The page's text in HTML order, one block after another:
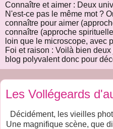
Connaître et aimer : Deux
N'est-ce pas le même mot ?
connaître pour aimer
connaître (approche
loin que le microscope, avec
Foi et raison : Voilà bien
blog polyvalent donc pour
Les Vollégeards
Décidément, les vieilles
Une magnifique scène, que